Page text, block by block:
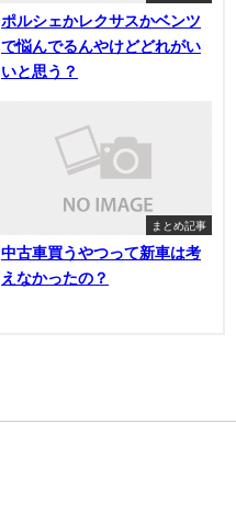
ポルシェかレクサスかベンツ
で悩んでるんやけどどれがい
いと思う？
まとめ記事
中古車買うやつって新車は考
えなかったの？